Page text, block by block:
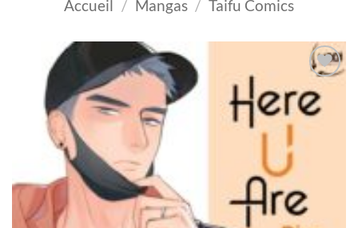
Accueil / Mangas / Taifu Comics
Ajouter
à la
wishlist